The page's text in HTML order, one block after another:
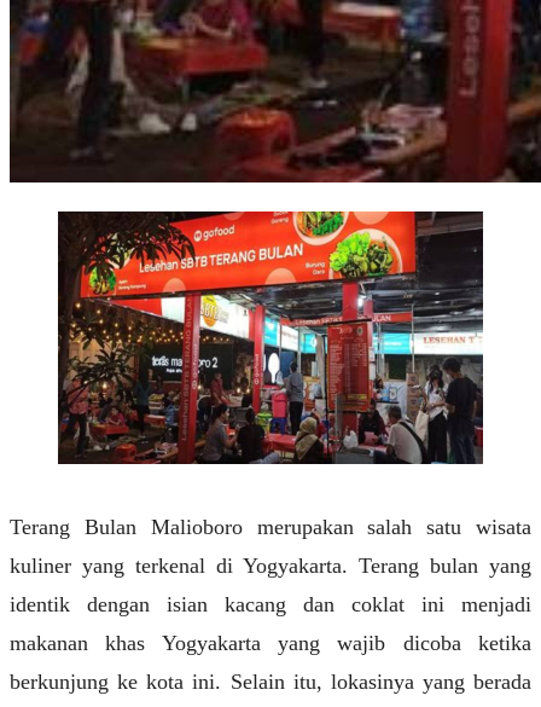
Terang Bulan Malioboro merupakan salah satu wisata
kuliner yang terkenal di Yogyakarta. Terang bulan yang
identik dengan isian kacang dan coklat ini menjadi
makanan khas Yogyakarta yang wajib dicoba ketika
berkunjung ke kota ini. Selain itu, lokasinya yang berada